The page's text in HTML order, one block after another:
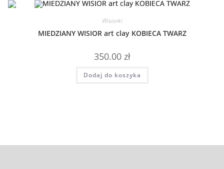
Wisiorki
MIEDZIANY WISIOR art clay KOBIECA TWARZ
350.00 zł
Dodaj do koszyka